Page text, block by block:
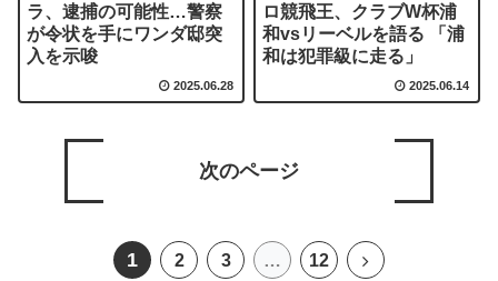
ラ、逮捕の可能性…警察
が令状を手にワンダ邸突
入を示唆
2025.06.28
ロ競飛王、クラブW杯浦
和vsリーベルを語る 「浦
和は犯罪級に走る」
2025.06.14
次のページ
1 2 3 … 12